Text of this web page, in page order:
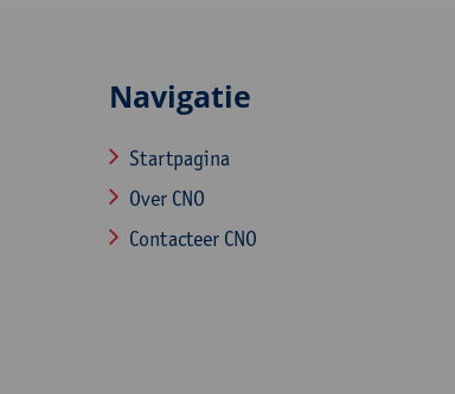
Navigatie
Startpagina
Over CNO
Contacteer CNO